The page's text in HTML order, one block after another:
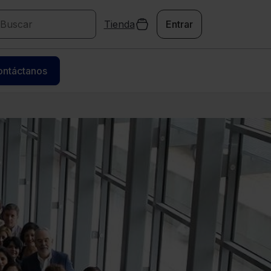
Tienda Entrar